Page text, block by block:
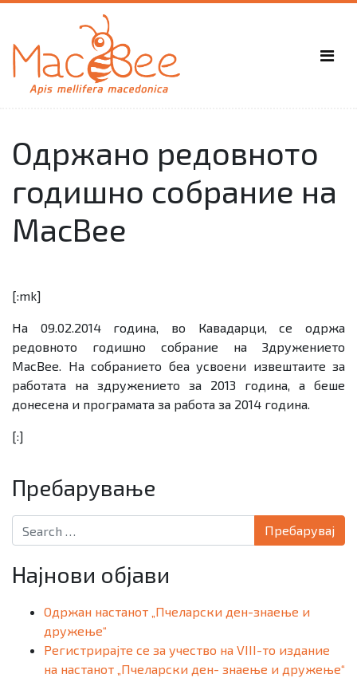
Одржано редовното
годишно собрание на
MacBee
[:mk]
На 09.02.2014 година, во Кавадарци, се одржа
редовното годишно собрание на Здружението
MacBee. На собранието беа усвоени извештаите за
работата на здружението за 2013 година, а беше
донесена и програмата за работа за 2014 година.
[:]
Пребарување
Search for:
Најнови објави
Одржан настанот „Пчеларски ден-знаење и
дружење“
Регистрирајте се за учество на VIII-то издание
на настанот „Пчеларски ден- знаење и дружење“